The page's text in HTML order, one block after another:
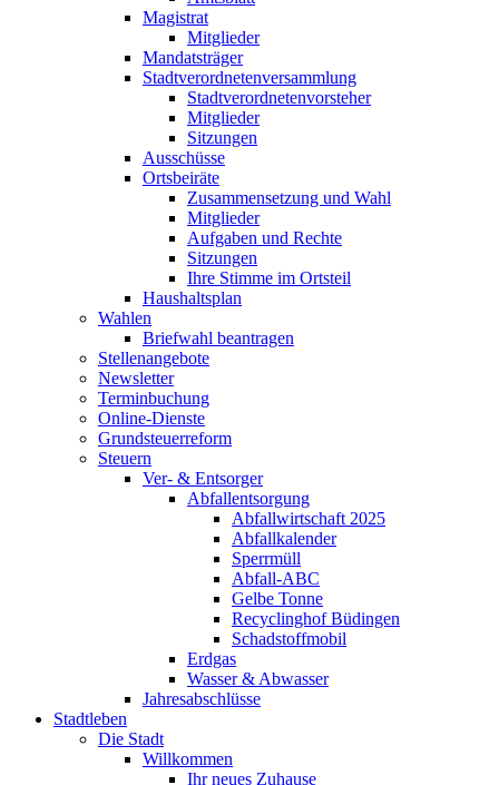
Magistrat
Mitglieder
Mandatsträger
Stadtverordnetenversammlung
Stadtverordnetenvorsteher
Mitglieder
Sitzungen
Ausschüsse
Ortsbeiräte
Zusammensetzung und Wahl
Mitglieder
Aufgaben und Rechte
Sitzungen
Ihre Stimme im Ortsteil
Haushaltsplan
Wahlen
Briefwahl beantragen
Stellenangebote
Newsletter
Terminbuchung
Online-Dienste
Grundsteuerreform
Steuern
Ver- & Entsorger
Abfallentsorgung
Abfallwirtschaft 2025
Abfallkalender
Sperrmüll
Abfall-ABC
Gelbe Tonne
Recyclinghof Büdingen
Schadstoffmobil
Erdgas
Wasser & Abwasser
Jahresabschlüsse
Stadtleben
Die Stadt
Willkommen
Ihr neues Zuhause